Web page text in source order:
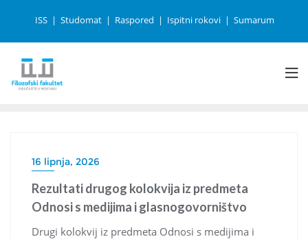
ISS Studomat Raspored Ispitni rokovi Sumarum
16 lipnja, 2026
Rezultati drugog kolokvija iz predmeta
Odnosi s medijima i glasnogovorništvo
Drugi kolokvij iz predmeta Odnosi s medijima i